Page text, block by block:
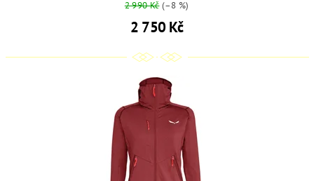
2 990 Kč(–8 %)
2 750 Kč